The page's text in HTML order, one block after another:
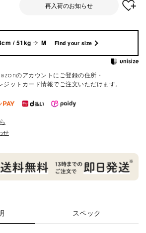
再入荷のお知らせ
/ 51kg M Find your size
のアカウントにご登録の住所・
ジットカード情報でご注文いただけます。
せ
スペック